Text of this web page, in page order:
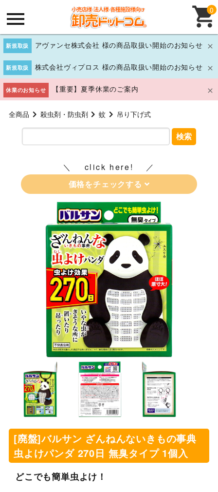
新規取扱 アヴァンセ株式会社 様の商品取扱い開始のお知らせ
新規取扱 株式会社ヴィプロス 様の商品取扱い開始のお知らせ
休業のお知らせ 【重要】夏季休業のご案内
0
全商品 殺虫剤・防虫剤 蚊 吊り下げ式
検索
click here!
価格をチェックする
[廃盤]バルサン ざんねんないきもの事典
虫よけパンダ 270日 無臭タイプ 1個入
どこでも簡単虫よけ！